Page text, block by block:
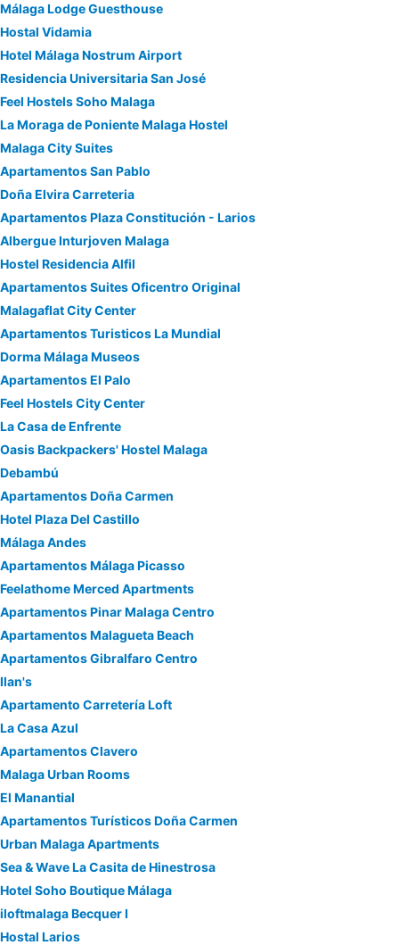
Málaga Lodge Guesthouse
Hostal Vidamia
Hotel Málaga Nostrum Airport
Residencia Universitaria San José
Feel Hostels Soho Malaga
La Moraga de Poniente Malaga Hostel
Malaga City Suites
Apartamentos San Pablo
Doña Elvira Carreteria
Apartamentos Plaza Constitución - Larios
Albergue Inturjoven Malaga
Hostel Residencia Alfil
Apartamentos Suites Oficentro Original
Malagaflat City Center
Apartamentos Turisticos La Mundial
Dorma Málaga Museos
Apartamentos El Palo
Feel Hostels City Center
La Casa de Enfrente
Oasis Backpackers' Hostel Malaga
Debambú
Apartamentos Doña Carmen
Hotel Plaza Del Castillo
Málaga Andes
Apartamentos Málaga Picasso
Feelathome Merced Apartments
Apartamentos Pinar Malaga Centro
Apartamentos Malagueta Beach
Apartamentos Gibralfaro Centro
Ilan's
Apartamento Carretería Loft
La Casa Azul
Apartamentos Clavero
Malaga Urban Rooms
El Manantial
Apartamentos Turísticos Doña Carmen
Urban Malaga Apartments
Sea & Wave La Casita de Hinestrosa
Hotel Soho Boutique Málaga
iloftmalaga Becquer I
Hostal Larios